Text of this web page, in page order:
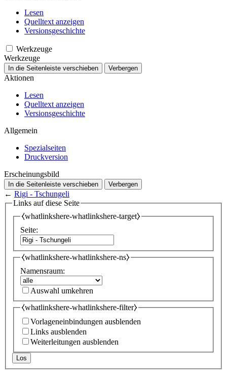
Lesen
Quelltext anzeigen
Versionsgeschichte
Werkzeuge
Werkzeuge
In die Seitenleiste verschieben Verbergen
Aktionen
Lesen
Quelltext anzeigen
Versionsgeschichte
Allgemein
Spezialseiten
Druckversion
Erscheinungsbild
In die Seitenleiste verschieben Verbergen
← Rigi - Tschungeli
Links auf diese Seite
⧼whatlinkshere-whatlinkshere-target⧽
Seite:
⧼whatlinkshere-whatlinkshere-ns⧽
Namensraum:
Auswahl umkehren
⧼whatlinkshere-whatlinkshere-filter⧽
Vorlageneinbindungen ausblenden
Links ausblenden
Weiterleitungen ausblenden
Los